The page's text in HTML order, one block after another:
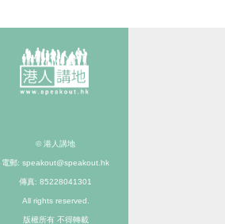
© 港人講地
電郵: speakout@speakout.hk
傳真: 85228041301
All rights reserved.
版權所有 不得轉載